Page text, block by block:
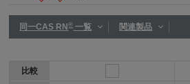
同一CAS RN®一覧 関連製品
比較